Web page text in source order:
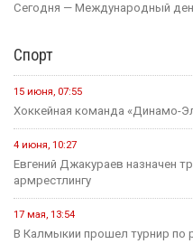
Сегодня — Международный
Спорт
15 июня, 07:55
Хоккейная команда «Динамо-
4 июня, 10:27
Евгений Джакураев назначен
армрестлингу
17 мая, 13:54
В Калмыкии прошел турнир по